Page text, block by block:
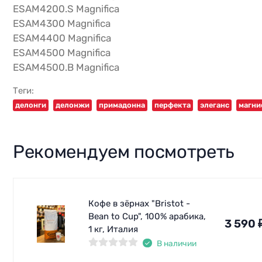
ESAM4200.S Magnifica
ESAM4300 Magnifica
ESAM4400 Magnifica
ESAM4500 Magnifica
ESAM4500.B Magnifica
Теги:
делонги делонжи примадонна перфекта элеганс
Рекомендуем посмотреть
Кофе в зёрнах "Bristot -
Bean to Cup", 100% арабика,
1 кг, Италия
В наличии
3 590